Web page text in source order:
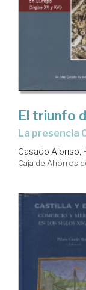
El triunfo
La presencia
Casado Alonso,
Caja de Ahorros